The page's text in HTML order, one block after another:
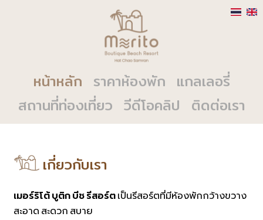
หน้าหลัก ราคาห้องพัก แกลเลอรี่
สถานที่ท่องเที่ยว วีดีโอคลิป ติดต่อเรา
เกี่ยวกับเรา
เมอร์ริโต้ บูติก บีช รีสอร์ตเป็นรีสอร์ตที่มีห้องพักกว้างขวาง
สะอาด สะดวก สบาย